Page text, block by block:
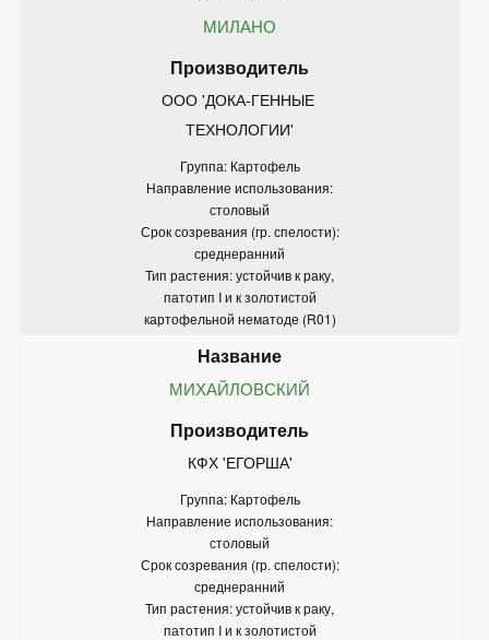
МИЛАНО
ООО 'ДОКА-ГЕННЫЕ
ТЕХНОЛОГИИ'
Группа: Картофель
Направление использования:
столовый
Срок созревания (гр. спелости):
среднеранний
Тип растения: устойчив к раку,
патотип I и к золотистой
картофельной нематоде (R01)
МИХАЙЛОВСКИЙ
КФХ 'ЕГОРША'
Группа: Картофель
Направление использования:
столовый
Срок созревания (гр. спелости):
среднеранний
Тип растения: устойчив к раку,
патотип I и к золотистой